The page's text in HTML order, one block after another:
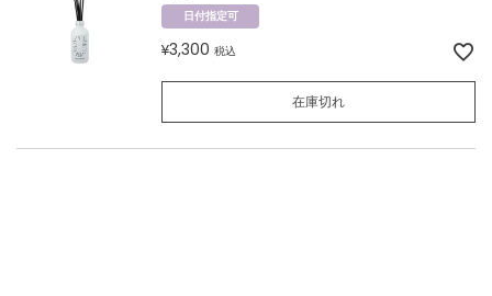
日付指定可
¥3,300 税込
在庫切れ